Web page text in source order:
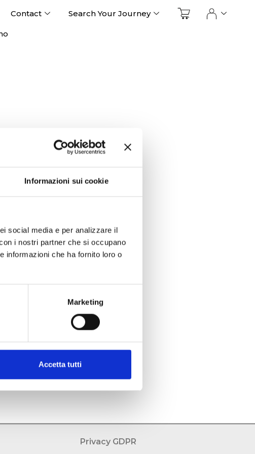
Informazioni sui cookie
social media e per analizzare il
i nostri partner che si occupano
informazioni che ha fornito loro o
Marketing
Accetta tutti
Contact Search Your Journey
Privacy GDPR